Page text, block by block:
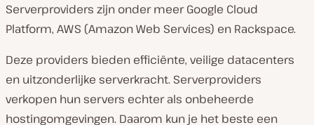
Serverproviders zijn onder meer Google Cloud
Platform, AWS (Amazon Web Services) en Rackspace.
Deze providers bieden efficiënte, veilige datacenters
en uitzonderlijke serverkracht. Serverproviders
verkopen hun servers echter als onbeheerde
hostingomgevingen. Daarom kun je het beste een